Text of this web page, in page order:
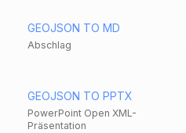
GEOJSON TO MD
Abschlag
GEOJSON TO PPTX
PowerPoint Open XML-
Präsentation